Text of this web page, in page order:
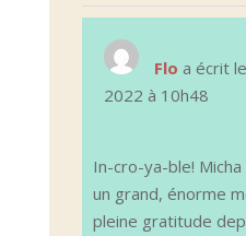
Flo a écrit le
2022 à 10h48
In-cro-ya-ble!
un grand, énorme
pleine gratitude